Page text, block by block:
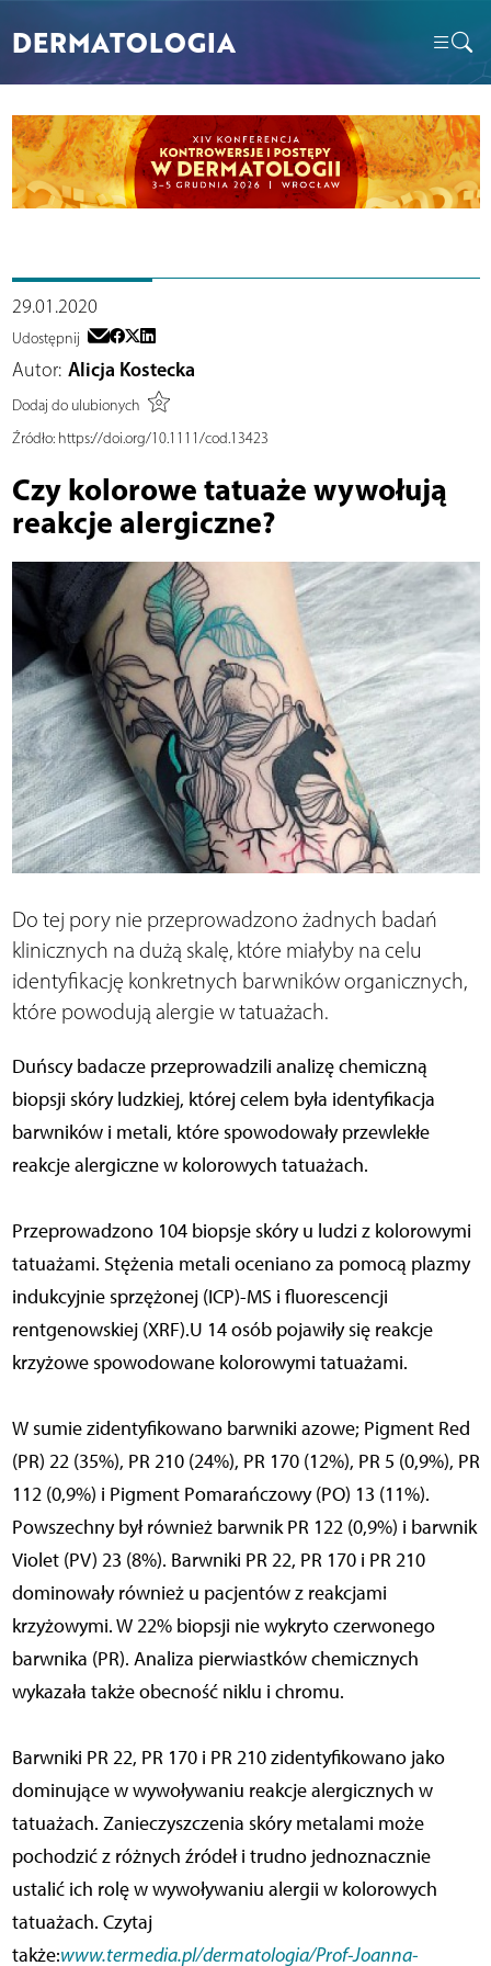
DERMATOLOGIA
29.01.2020
Udostępnij
Autor: Alicja Kostecka
Dodaj do ulubionych
Źródło:https://doi.org/10.1111/cod.13423
Czy kolorowe tatuaże wywołują
reakcje alergiczne?
Do tej pory nie przeprowadzono żadnych badań
klinicznych na dużą skalę, które miałyby na celu
identyfikację konkretnych barwników organicznych,
które powodują alergie w tatuażach.
Duńscy badacze przeprowadzili analizę chemiczną
biopsji skóry ludzkiej, której celem była identyfikacja
barwników i metali, które spowodowały przewlekłe
reakcje alergiczne w kolorowych tatuażach.
Przeprowadzono 104 biopsje skóry u ludzi z kolorowymi
tatuażami. Stężenia metali oceniano za pomocą plazmy
indukcyjnie sprzężonej (ICP)-MS i fluorescencji
rentgenowskiej (XRF).U 14 osób pojawiły się reakcje
krzyżowe spowodowane kolorowymi tatuażami.
W sumie zidentyfikowano barwniki azowe; Pigment Red
(PR) 22 (35%), PR 210 (24%), PR 170 (12%), PR 5 (0,9%), PR
112 (0,9%) i Pigment Pomarańczowy (PO) 13 (11%).
Powszechny był również barwnik PR 122 (0,9%) i barwnik
Violet (PV) 23 (8%). Barwniki PR 22, PR 170 i PR 210
dominowały również u pacjentów z reakcjami
krzyżowymi. W 22% biopsji nie wykryto czerwonego
barwnika (PR). Analiza pierwiastków chemicznych
wykazała także obecność niklu i chromu.
Barwniki PR 22, PR 170 i PR 210 zidentyfikowano jako
dominujące w wywoływaniu reakcje alergicznych w
tatuażach. Zanieczyszczenia skóry metalami może
pochodzić z różnych źródeł i trudno jednoznacznie
ustalić ich rolę w wywoływaniu alergii w kolorowych
tatuażach. Czytaj
także:www.termedia.pl/dermatologia/Prof-Joanna-